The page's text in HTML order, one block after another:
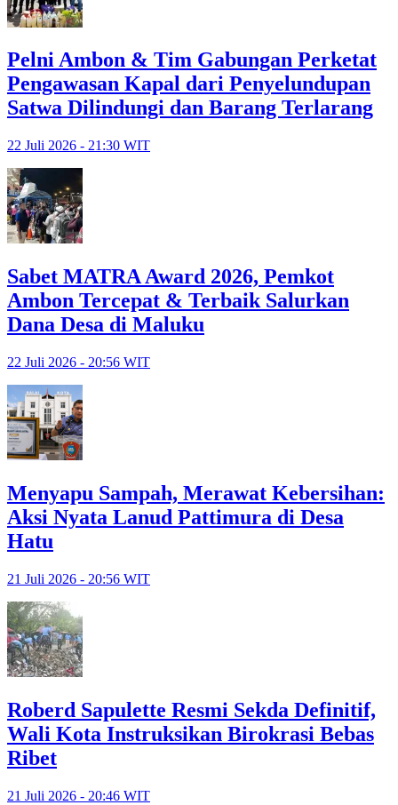
Pelni Ambon & Tim Gabungan Perketat
Pengawasan Kapal dari Penyelundupan
Satwa Dilindungi dan Barang Terlarang
22 Juli 2026 - 21:30 WIT
Sabet MATRA Award 2026, Pemkot
Ambon Tercepat & Terbaik Salurkan
Dana Desa di Maluku
22 Juli 2026 - 20:56 WIT
Menyapu Sampah, Merawat Kebersihan:
Aksi Nyata Lanud Pattimura di Desa
Hatu
21 Juli 2026 - 20:56 WIT
Roberd Sapulette Resmi Sekda Definitif,
Wali Kota Instruksikan Birokrasi Bebas
Ribet
21 Juli 2026 - 20:46 WIT